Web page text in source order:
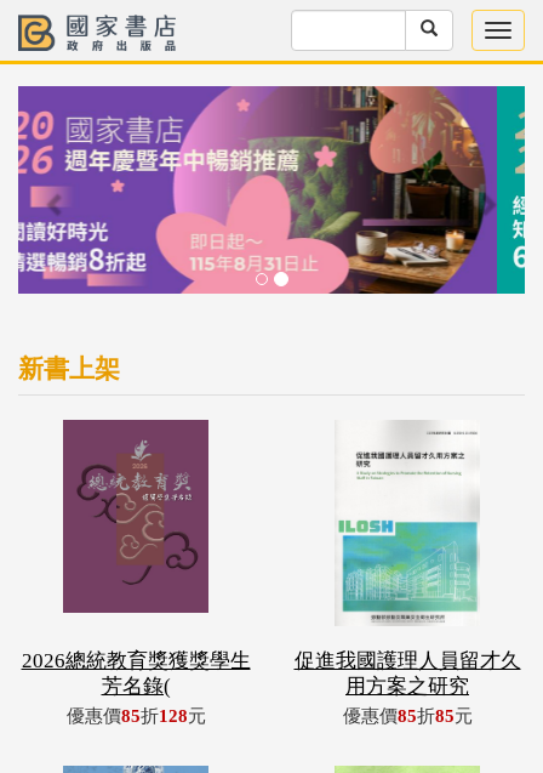
新書上架
2026總統教育獎獲獎學生
芳名錄(
優惠價85折128元
促進我國護理人員留才久
用方案之研究
優惠價85折85元